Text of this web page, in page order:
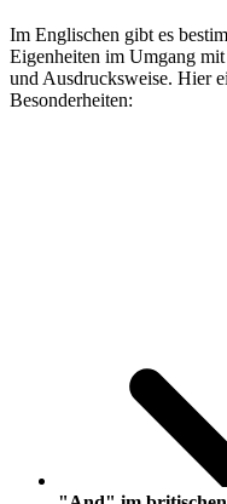
Im Englischen gibt es
Eigenheiten im Umgang
und Ausdrucksweise. Hier
Besonderheiten: